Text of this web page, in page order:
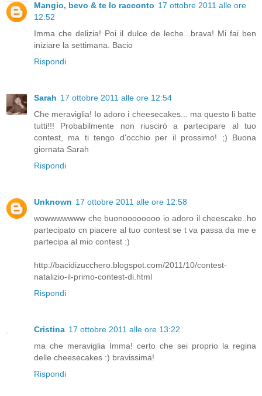
Mangio, bevo & te lo racconto 17 ottobre 2011 alle ore
12:52
Imma che delizia! Poi il dulce de leche...brava! Mi fai ben
iniziare la settimana. Bacio
Rispondi
Sarah 17 ottobre 2011 alle ore 12:54
Che meraviglia! Io adoro i cheesecakes... ma questo li batte
tutti!!! Probabilmente non riuscirò a partecipare al tuo
contest, ma ti tengo d'occhio per il prossimo! ;) Buona
giornata Sarah
Rispondi
Unknown 17 ottobre 2011 alle ore 12:58
wowwwwwww che buonoooooooo io adoro il cheescake..ho
partecipato cn piacere al tuo contest se t va passa da me e
partecipa al mio contest :)
http://bacidizucchero.blogspot.com/2011/10/contest-
natalizio-il-primo-contest-di.html
Rispondi
Cristina 17 ottobre 2011 alle ore 13:22
ma che meraviglia Imma! certo che sei proprio la regina
delle cheesecakes :) bravissima!
Rispondi